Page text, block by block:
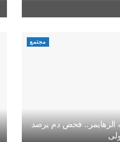
مجتمع
الزهايمر.. فحص دم يرصد